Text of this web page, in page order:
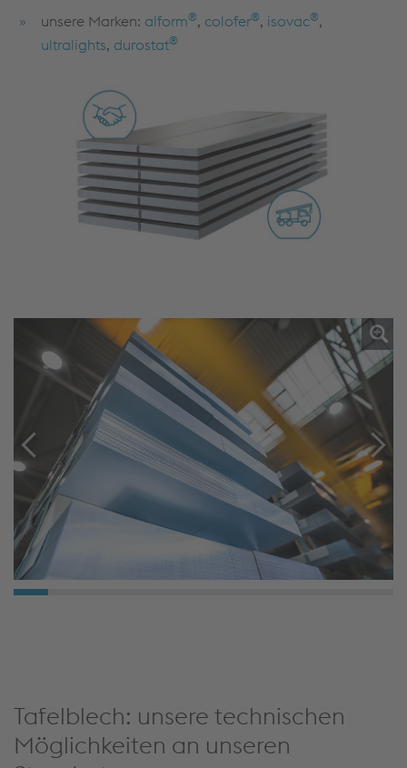
unsere Marken: alform®, colofer®, isovac®,
ultralights, durostat®
Tafelblech: unsere technischen
Möglichkeiten an unseren